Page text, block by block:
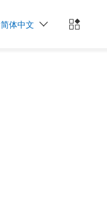
简体中文